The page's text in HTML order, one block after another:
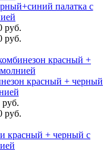
палатка с
руб.
красный + черный